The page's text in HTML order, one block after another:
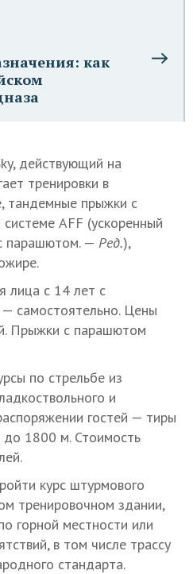
как
действующий на
тренировки в
тандемные прыжки с
AFF (ускоренный
парашютом. — Ред.),
лица с 14 лет с
самостоятельно. Цены
Прыжки с парашютом
по стрельбе из
и
гостей — тиры
до 1800 м. Стоимость
курс штурмового
тренировочном здании,
горной местности или
в том числе трассу
стандарта.